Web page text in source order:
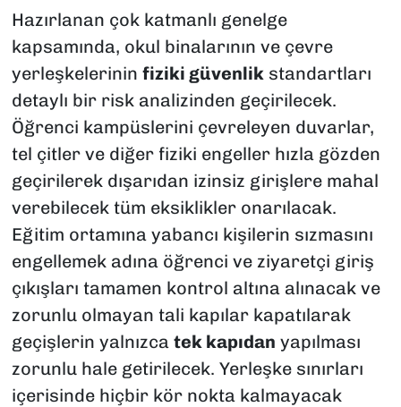
Hazırlanan çok katmanlı genelge
kapsamında, okul binalarının ve çevre
yerleşkelerinin fiziki güvenlik standartları
detaylı bir risk analizinden geçirilecek.
Öğrenci kampüslerini çevreleyen duvarlar,
tel çitler ve diğer fiziki engeller hızla gözden
geçirilerek dışarıdan izinsiz girişlere mahal
verebilecek tüm eksiklikler onarılacak.
Eğitim ortamına yabancı kişilerin sızmasını
engellemek adına öğrenci ve ziyaretçi giriş
çıkışları tamamen kontrol altına alınacak ve
zorunlu olmayan tali kapılar kapatılarak
geçişlerin yalnızca tek kapıdan yapılması
zorunlu hale getirilecek. Yerleşke sınırları
içerisinde hiçbir kör nokta kalmayacak